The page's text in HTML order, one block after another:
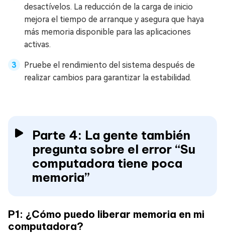
desactívelos. La reducción de la carga de inicio
mejora el tiempo de arranque y asegura que haya
más memoria disponible para las aplicaciones
activas.
Pruebe el rendimiento del sistema después de
realizar cambios para garantizar la estabilidad.
Parte 4: La gente también
pregunta sobre el error “Su
computadora tiene poca
memoria”
P1: ¿Cómo puedo liberar memoria en mi
computadora?